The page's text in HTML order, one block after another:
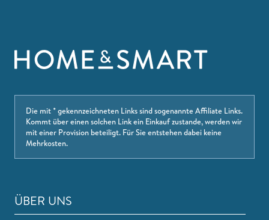
Die mit * gekennzeichneten Links sind sogenannte Affiliate Links.
Kommt über einen solchen Link ein Einkauf zustande, werden wir
mit einer Provision beteiligt. Für Sie entstehen dabei keine
Mehrkosten.
ÜBER UNS